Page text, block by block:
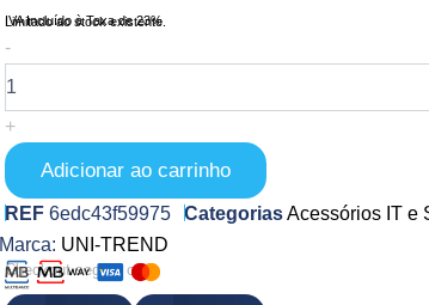
IVA Incluído à Taxa de 23%
Limitado ao stock existente.
-
de
UT131A
+
Adicionar ao carrinho
REF6edc43f59975 CategoriasAcessórios IT e
Marca: UNI-TREND
Checkout seguro com